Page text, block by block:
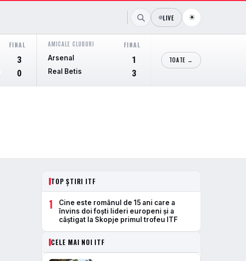
LIVE ☀
FINAL
3
0
AMICALE CLUBURI FINAL
Arsenal 1
Real Betis 3
Cieza
TOATE →
TOP ȘTIRI ITF
1
Cine este românul de 15 ani care a
învins doi foști lideri europeni și a
câștigat la Skopje primul trofeu ITF
CELE MAI NOI ITF